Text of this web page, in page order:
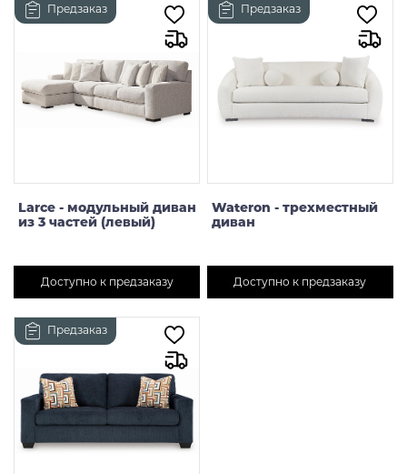
Предзаказ
Larce - модульный диван
из 3 частей (левый)
Доступно к предзаказу
Предзаказ
Wateron - трехместный
диван
Доступно к предзаказу
Предзаказ